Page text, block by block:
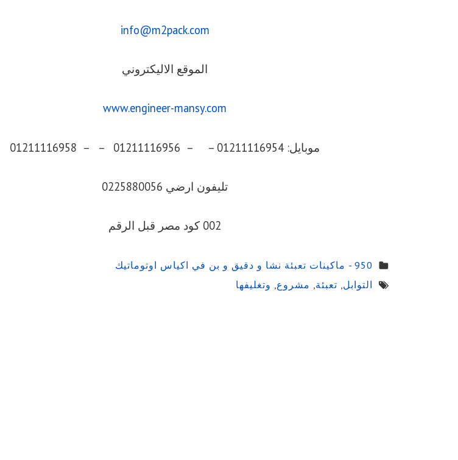
info@m2pack.com
الموقع الاليكتروني
www.engineer-mansy.com
موبايل: 01211116954 – – 01211116956 – – 01211116958
تليفون ارضي 0225880056
002 كود مصر قبل الرقم
950 - ماكينات تعبئة نشا و دقيق و بن في اكياس اوتوماتيك
التوابل تعبئة مشروع وتغليفها